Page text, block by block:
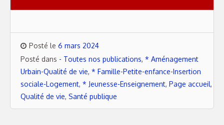
Posté le 6 mars 2024
Posté dans - Toutes nos publications, * Aménagement
Urbain-Qualité de vie, * Famille-Petite-enfance-Insertion
sociale-Logement, * Jeunesse-Enseignement, Page accueil,
Qualité de vie, Santé publique